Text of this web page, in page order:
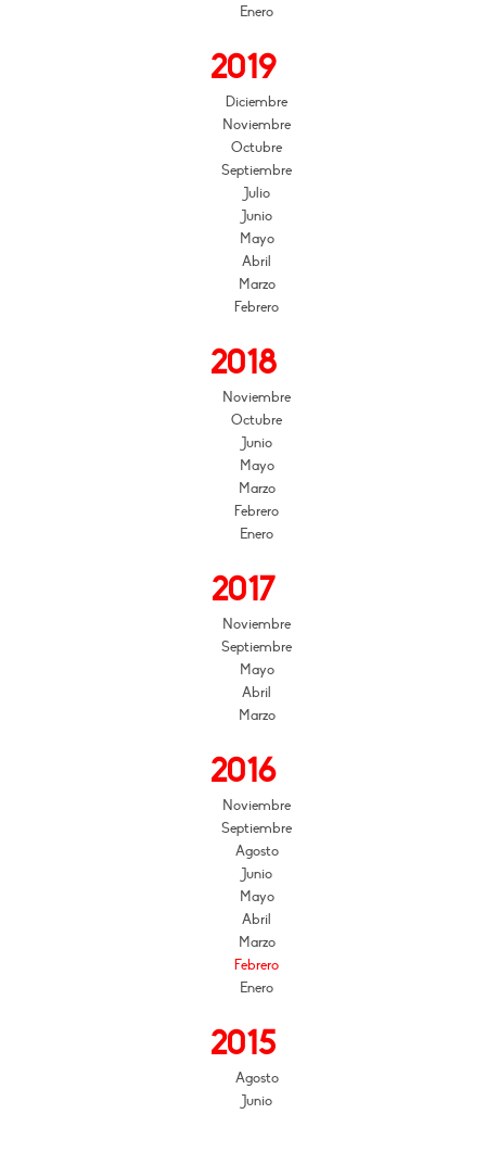
Enero
2019
Diciembre
Noviembre
Octubre
Septiembre
Julio
Junio
Mayo
Abril
Marzo
Febrero
2018
Noviembre
Octubre
Junio
Mayo
Marzo
Febrero
Enero
2017
Noviembre
Septiembre
Mayo
Abril
Marzo
2016
Noviembre
Septiembre
Agosto
Junio
Mayo
Abril
Marzo
Febrero
Enero
2015
Agosto
Junio